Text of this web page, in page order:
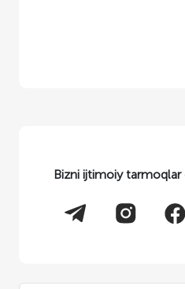
Bizni ijtimoiy